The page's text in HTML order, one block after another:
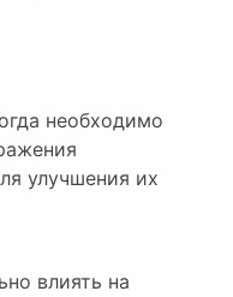
необходимо
улучшения их
влиять на